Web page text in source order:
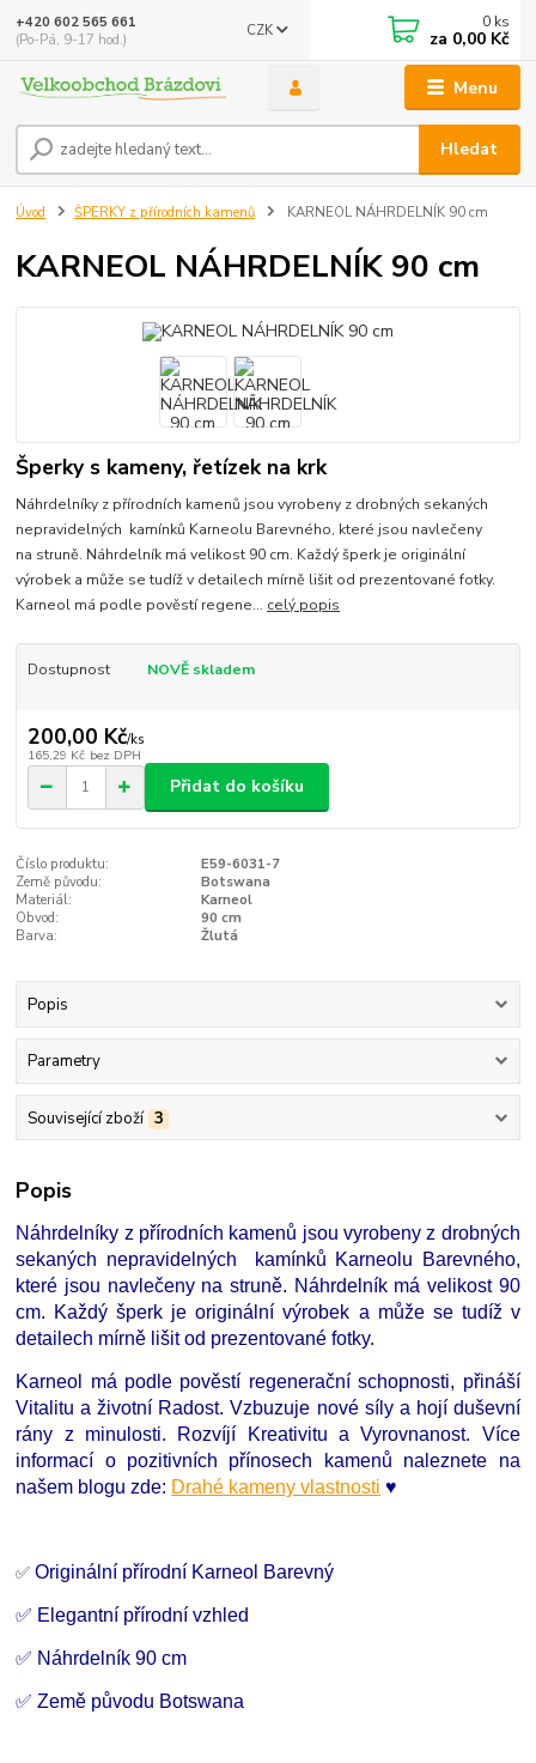
Menu
CZK
Hledat
+420 602 565 661
(Po-Pá, 9-17 hod.)
0 ks
za 0,00 Kč
Úvod ŠPERKY z přírodních kamenů KARNEOL NÁHRDELNÍK 90 cm
KARNEOL NÁHRDELNÍK 90 cm
Šperky s kameny, řetízek na krk
Náhrdelníky z přírodních kamenů jsou vyrobeny z drobných sekaných
nepravidelných kamínků Karneolu Barevného, které jsou navlečeny
na struně. Náhrdelník má velikost 90 cm. Každý šperk je originální
výrobek a může se tudíž v detailech mírně lišit od prezentované fotky.
Karneol má podle pověstí regene... celý popis
Dostupnost NOVĚ skladem
200,00 Kč/ks
165,29 Kč bez DPH
Přidat do košíku
Číslo produktu:
E59-6031-7
Země původu:
Botswana
Materiál:
Karneol
Obvod:
90 cm
Barva:
Žlutá
Popis
Parametry
Související zboží 3
Popis
Náhrdelníky z přírodních kamenů jsou vyrobeny z drobných
sekaných nepravidelných kamínků Karneolu Barevného,
které jsou navlečeny na struně. Náhrdelník má velikost 90
cm. Každý šperk je originální výrobek a může se tudíž v
detailech mírně lišit od prezentované fotky.
Karneol má podle pověstí regenerační schopnosti, přináší
Vitalitu a životní Radost. Vzbuzuje nové síly a hojí duševní
rány z minulosti. Rozvíjí Kreativitu a Vyrovnanost. Více
informací o pozitivních přínosech kamenů naleznete na
našem blogu zde: Drahé kameny vlastnosti ♥
✅Originální přírodní Karneol Barevný
✅ Elegantní přírodní vzhled
✅ Náhrdelník 90 cm
✅ Země původu Botswana